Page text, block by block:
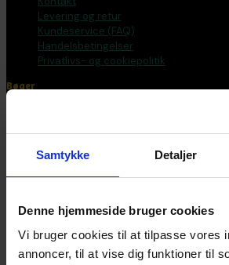
Samtykke Detaljer
Denne hjemmeside bruger cookies
Vi bruger cookies til at tilpasse vores
annoncer, til at vise dig funktioner til
Levering og retur
Kundeservice (FAQ)
Handelsbetingelser
Privatlivs- og cookiepolitik
Bøger
Malebøger
Fantasirejser
Nyhedsbrev